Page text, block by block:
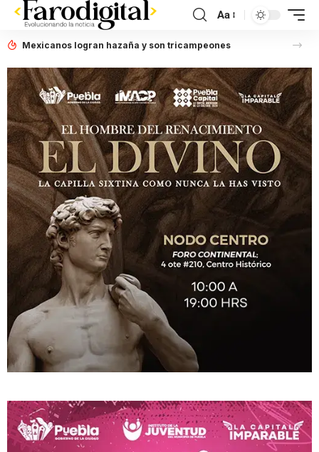
Aa
Mexicanos logran hazaña y son tricampeones